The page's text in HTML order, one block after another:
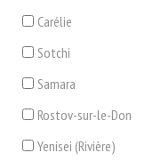
Carélie
Sotchi
Samara
Rostov-sur-le-Don
Yenisei (Rivière)